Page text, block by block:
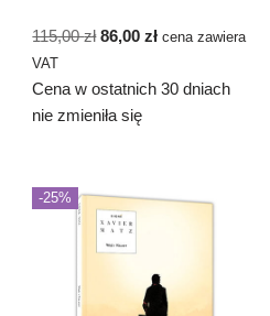
115,00zł 86,00zł cena zawiera
VAT
Cena w ostatnich 30 dniach
nie zmieniła się
-25%